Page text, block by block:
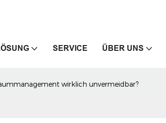
SERVICE ÜBER UNS
wirklich unvermeidbar?